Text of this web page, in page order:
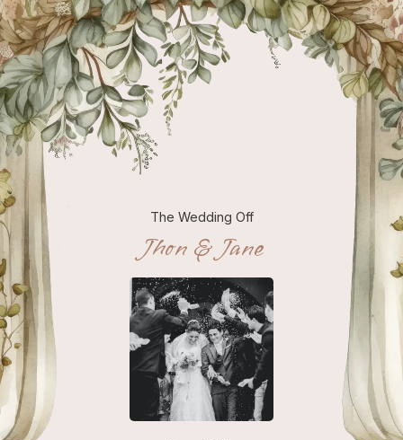
The Wedding Off
Jhon & Jane